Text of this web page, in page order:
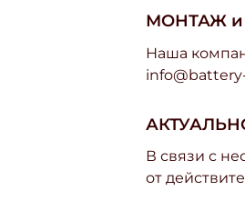
МОНТАЖ
Наша
В связи с
от